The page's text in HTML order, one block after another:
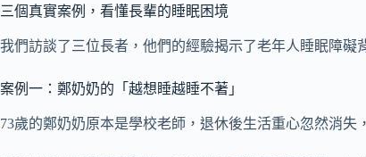
三個真實案例，看懂長輩的睡眠困境
我們訪談了三位長者，他們的經驗揭示了老年人睡眠障礙
案例一：鄭奶奶的「越想睡越睡不著」
73歲的鄭奶奶原本是學校老師，退休後生活重心忽然消